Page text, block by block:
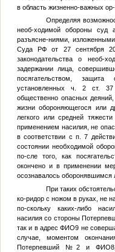
в область жизненно-важных ор-
Определяя
необ-ходимой обороны суд
разъясне-ниями,
Суда РФ от 27 сентября
законодательства о необ-
задержании лица,
посягательством,
установленных ч. 2 ст.
общественно опасных
жизни обороняющегося или
легкого или средней
применением насилия, не
в соответствии с п. 7
состоянии необходимой
по-сле того, как
окончено и в применении
осознавалось оборонявшимся
При таких
ко-ридор с ножом в руках, не
по-скольку каких-либо
насилия со стороны
так и в адресФИО9 не
случае, моментом
Потерпевший №2 иФИО8